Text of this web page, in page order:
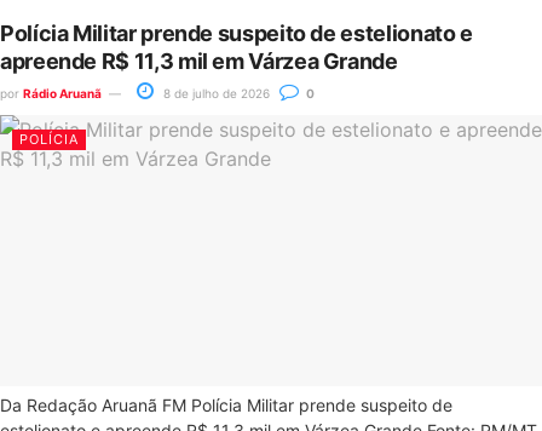
Polícia Militar prende suspeito de estelionato e
apreende R$ 11,3 mil em Várzea Grande
por Rádio Aruanã 8 de julho de 2026 0
POLÍCIA
Da Redação Aruanã FM Polícia Militar prende suspeito de